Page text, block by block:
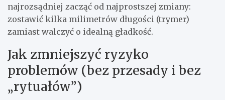
najrozsądniej zacząć od najprostszej zmiany:
zostawić kilka milimetrów długości (trymer)
zamiast walczyć o idealną gładkość.
Jak zmniejszyć ryzyko
problemów (bez przesady i bez
„rytuałów”)